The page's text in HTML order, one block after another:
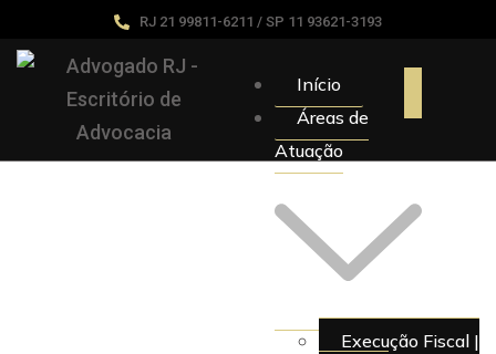
RJ 21 99811-6211 / SP 11 93621-3193
Início
Áreas de
Atuação
Execução Fiscal |